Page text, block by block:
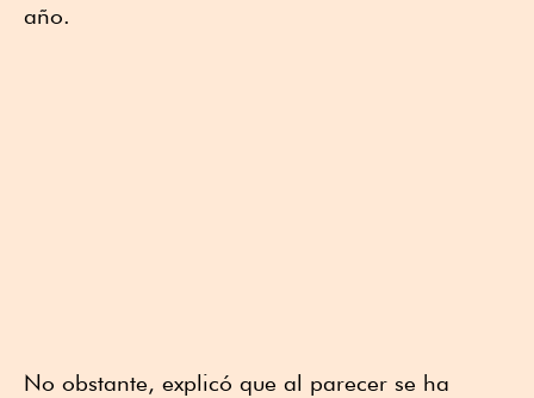
año.
No obstante, explicó que al parecer se ha